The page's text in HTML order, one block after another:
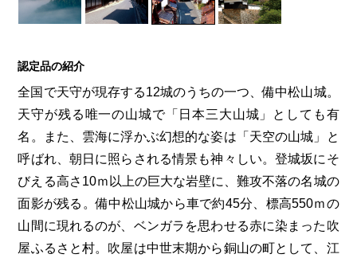
認定品の紹介
全国で天守が現存する12城のうちの一つ、備中松山城。
天守が残る唯一の山城で「日本三大山城」としても有
名。また、雲海に浮かぶ幻想的な姿は「天空の山城」と
呼ばれ、朝日に照らされる情景も神々しい。登城坂にそ
びえる高さ10ｍ以上の巨大な岩壁に、難攻不落の名城の
面影が残る。備中松山城から車で約45分、標高550ｍの
山間に現れるのが、ベンガラを思わせる赤に染まった吹
屋ふるさと村。吹屋は中世末期から銅山の町として、江